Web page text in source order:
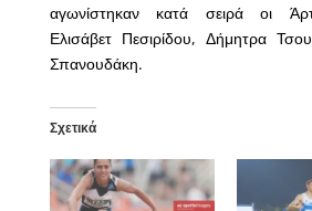
αγωνίστηκαν κατά σειρά οι
Ελισάβετ Πεσιρίδου, Δήμητρα
Σπανουδάκη.
Σχετικά